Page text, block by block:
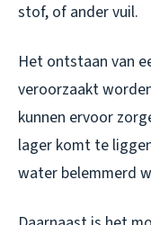
stof, of ander vuil.
Het ontstaan van
veroorzaakt
kunnen ervoor
lager komt te
water belemmerd